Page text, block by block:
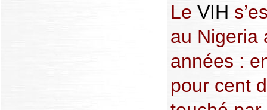
Le VIH
au Nigeria
années :
pour cent